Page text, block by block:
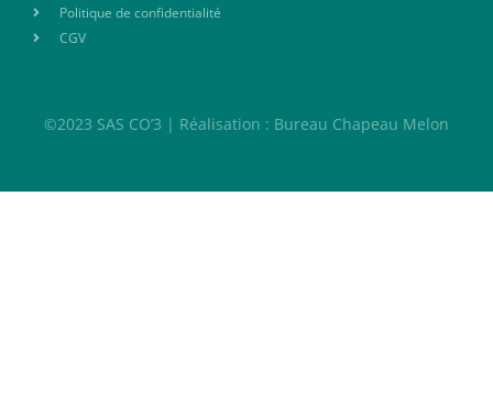
Politique de confidentialité
CGV
©2023 SAS CO’3 | Réalisation : Bureau Chapeau Melon